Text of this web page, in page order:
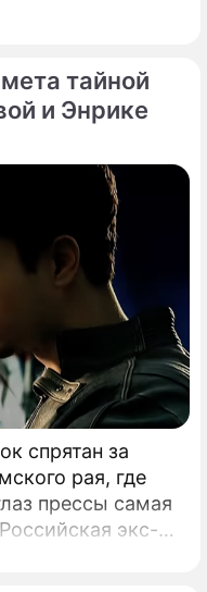
тайной
и Энрике
спрятан за
рая, где
прессы самая
экс-
и испанский